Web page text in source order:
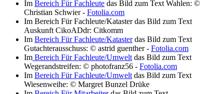
Im Bereich Für Fachleute das Bild zum Text Wahlen: ©
Christian Schwier - Fotolia.com
Im Bereich Für Fachleute/Kataster das Bild zum Text
Auskunft CikoADdr: Citkomm
Im Bereich Für Fachleute/Katasterdas Bild zum Text
Gutachterausschuss: © astrid guenther - Fotolia.com
Im Bereich Für Fachleute/Umwelt das Bild zum Text
Wegerandstreifen: © photofranz56 - Fotolia.com
Im Bereich Für Fachleute/Umwelt das Bild zum Text
Wiesenweihe: © Margret Bunzel Drüke